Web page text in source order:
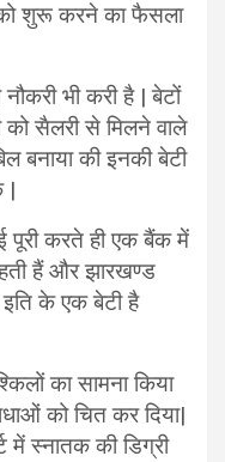
शुरू करने का फैसला
भी करी है | बेटों
को सैलरी से मिलने वाले
बनाया की इनकी बेटी
|
पूरी करते ही एक बैंक में
हैं और झारखण्ड
के एक बेटी है
का सामना किया
को चित कर दिया|
में स्नातक की डिग्री